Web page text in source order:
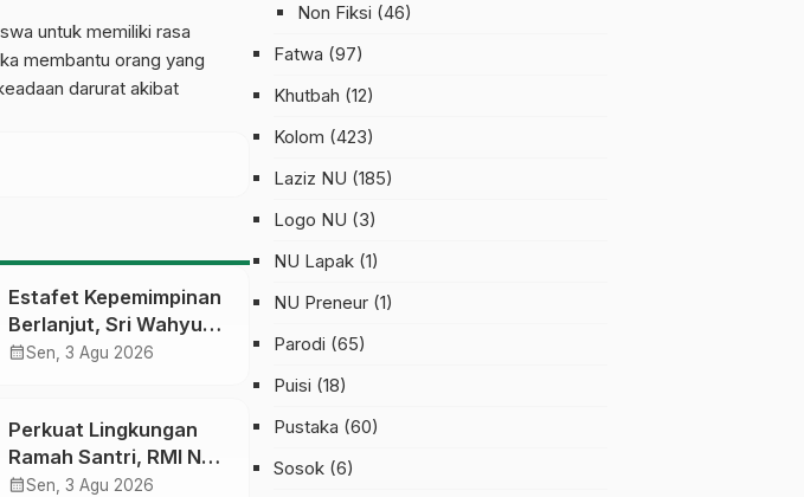
untuk memiliki rasa
membantu orang yang
darurat akibat
Estafet Kepemimpinan
Berlanjut, Sri Wahyu
Susilowati Resmi
calendar_monthSen, 3 Agu 2026
Perkuat Lingkungan
Ramah Santri, RMI NU
Gelar ‘Sambang
calendar_monthSen, 3 Agu 2026
Non Fiksi (46)
Fatwa (97)
Khutbah (12)
Kolom (423)
Laziz NU (185)
Logo NU (3)
NU Lapak (1)
NU Preneur (1)
Parodi (65)
Puisi (18)
Pustaka (60)
Sosok (6)